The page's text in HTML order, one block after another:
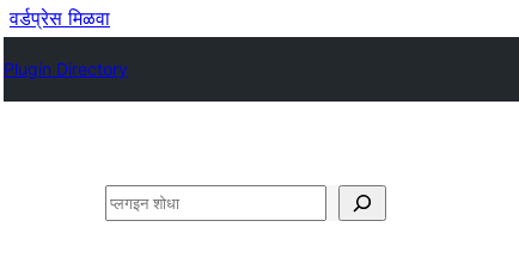
वर्डप्रेस मिळवा
Plugin Directory
शोधा